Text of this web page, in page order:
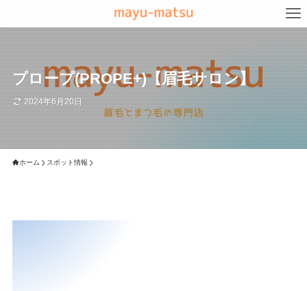
プロープ(PROPE+)【眉毛サロン】
2024年6月20日
ホーム スポット情報